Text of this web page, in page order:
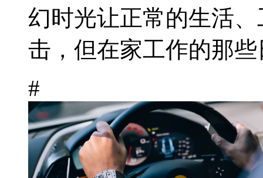
幻时光让正常的生活
击，但在家工作的那些
#